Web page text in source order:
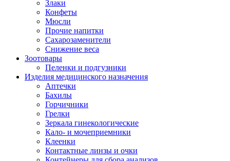
Злаки
Конфеты
Мюсли
Прочие напитки
Сахарозаменители
Снижение веса
Зоотовары
Пеленки и подгузники
Изделия медицинского назначения
Аптечки
Бахилы
Горчичники
Грелки
Зеркала гинекологические
Кало- и мочеприемники
Клеенки
Контактные линзы и очки